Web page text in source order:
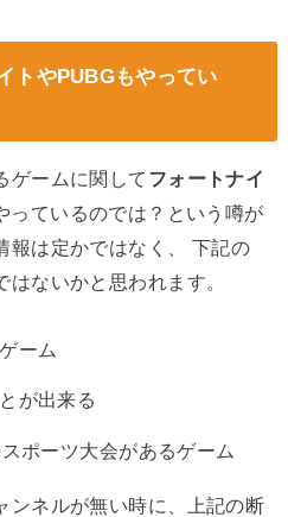
トやPUBGもやってい
ゲームに関して フォートナイ
っているのでは？という噂が
報は定かではなく、 下記の
ないかと思われます。
ーム
が出来る
ポーツ大会があるゲーム
ンネルが無い時に、上記の断